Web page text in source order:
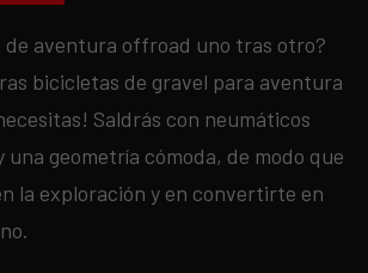
de aventura offroad uno tras otro?
bicicletas de gravel para aventura
Saldrás con neumáticos
una geometría cómoda, de modo que
la exploración y en convertirte en